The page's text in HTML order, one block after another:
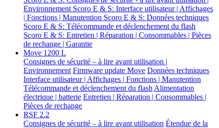
Environnement Scoro E & S: Interface utilisateur | Affichages
| Fonctions | Manutention Scoro E & S: Données techniques
Scoro E & S: Télécommande et déclenchement du flash
Scoro E & S: Entretien | Réparation | Consommables | Pièces
de rechange | Garantie
Move 1200 L
Consignes de sécurité – à lire avant utilisation |
Environnement Firmware update Move Données techniques
Interface utilisateur | Affichages | Fonctions | Manutention
Télécommande et déclenchement du flash Alimentation
électrique | batterie Entretien | Réparation | Consommables |
Pièces de rechange
RSF 2.2
Consignes de sécurité – à lire avant utilisation Étendue de la